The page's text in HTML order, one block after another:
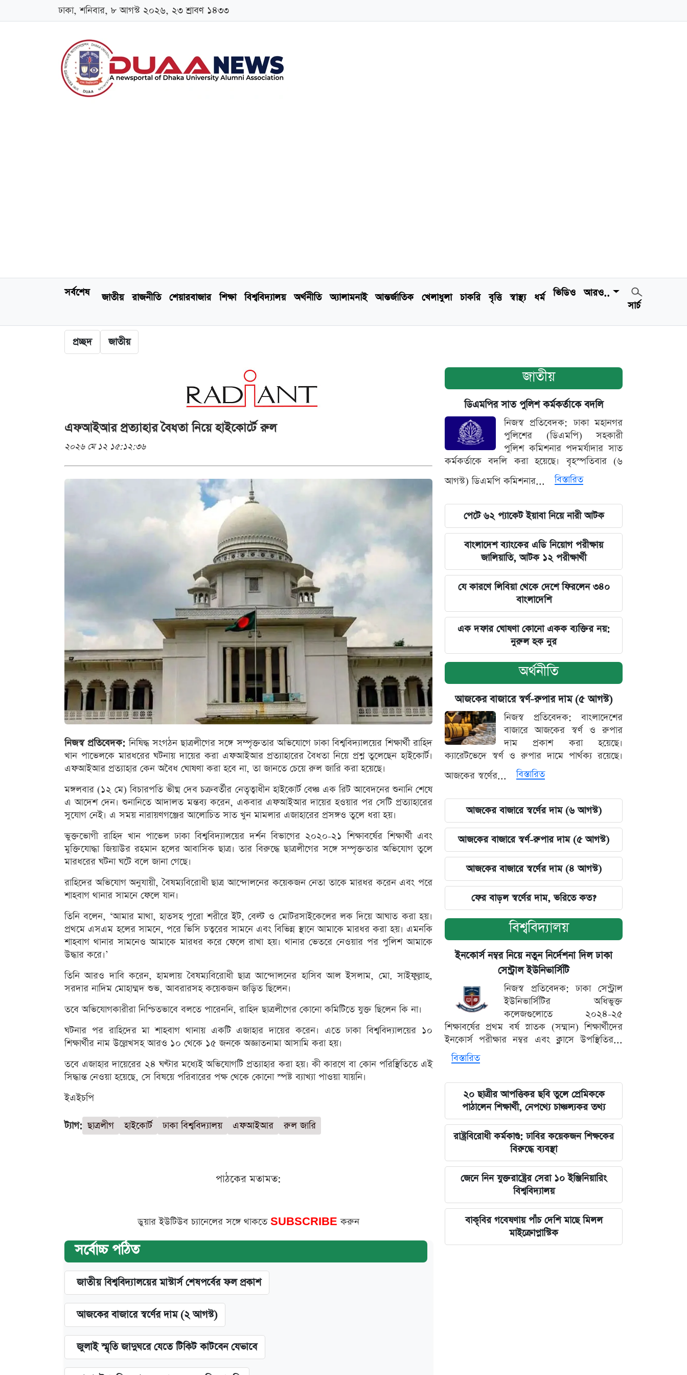
ঢাকা, শনিবার, ৮ আগস্ট ২০২৬, ২৩ শ্রাবণ ১৪৩৩
সর্বশেষ জাতীয় রাজনীতি শেয়ারবাজার শিক্ষা বিশ্ববিদ্যালয় অর্থনীতি অ্যালামনাই আন্তর্জাতিক খেলাধুলা চাকরি বৃত্তি স্বাস্থ্য ধর্ম ভিডিও
আরও..
সার্চ
প্রচ্ছদ জাতীয়
এফআইআর প্রত্যাহার বৈধতা নিয়ে হাইকোর্টে রুল
২০২৬ মে ১২ ১৫:১২:৩৬
নিজস্ব প্রতিবেদক: নিষিদ্ধ সংগঠন ছাত্রলীগের সঙ্গে সম্পৃক্ততার অভিযোগে ঢাকা বিশ্ববিদ্যালয়ের শিক্ষার্থী রাহিদ
খান পাভেলকে মারধরের ঘটনায় দায়ের করা এফআইআর প্রত্যাহারের বৈধতা নিয়ে প্রশ্ন তুলেছেন হাইকোর্ট।
এফআইআর প্রত্যাহার কেন অবৈধ ঘোষণা করা হবে না, তা জানতে চেয়ে রুল জারি করা হয়েছে।
মঙ্গলবার (১২ মে) বিচারপতি ভীষ্ম দেব চক্রবর্তীর নেতৃত্বাধীন হাইকোর্ট বেঞ্চ এক রিট আবেদনের শুনানি শেষে
এ আদেশ দেন। শুনানিতে আদালত মন্তব্য করেন, একবার এফআইআর দায়ের হওয়ার পর সেটি প্রত্যাহারের
সুযোগ নেই। এ সময় নারায়ণগঞ্জের আলোচিত সাত খুন মামলার এজাহারের প্রসঙ্গও তুলে ধরা হয়।
ভুক্তভোগী রাহিদ খান পাভেল ঢাকা বিশ্ববিদ্যালয়ের দর্শন বিভাগের ২০২০-২১ শিক্ষাবর্ষের শিক্ষার্থী এবং
মুক্তিযোদ্ধা জিয়াউর রহমান হলের আবাসিক ছাত্র। তার বিরুদ্ধে ছাত্রলীগের সঙ্গে সম্পৃক্ততার অভিযোগ তুলে
মারধরের ঘটনা ঘটে বলে জানা গেছে।
রাহিদের অভিযোগ অনুযায়ী, বৈষম্যবিরোধী ছাত্র আন্দোলনের কয়েকজন নেতা তাকে মারধর করেন এবং পরে
শাহবাগ থানার সামনে ফেলে যান।
তিনি বলেন, ‘আমার মাথা, হাতসহ পুরো শরীরে ইট, বেল্ট ও মোটরসাইকেলের লক দিয়ে আঘাত করা হয়।
প্রথমে এসএম হলের সামনে, পরে ভিসি চত্বরের সামনে এবং বিভিন্ন স্থানে আমাকে মারধর করা হয়। এমনকি
শাহবাগ থানার সামনেও আমাকে মারধর করে ফেলে রাখা হয়। থানার ভেতরে নেওয়ার পর পুলিশ আমাকে
উদ্ধার করে।’
তিনি আরও দাবি করেন, হামলায় বৈষম্যবিরোধী ছাত্র আন্দোলনের হাসিব আল ইসলাম, মো. সাইফুল্লাহ,
সরদার নাদিম মোহাম্মদ শুভ, আবরারসহ কয়েকজন জড়িত ছিলেন।
তবে অভিযোগকারীরা নিশ্চিতভাবে বলতে পারেননি, রাহিদ ছাত্রলীগের কোনো কমিটিতে যুক্ত ছিলেন কি না।
ঘটনার পর রাহিদের মা শাহবাগ থানায় একটি এজাহার দায়ের করেন। এতে ঢাকা বিশ্ববিদ্যালয়ের ১০
শিক্ষার্থীর নাম উল্লেখসহ আরও ১০ থেকে ১৫ জনকে অজ্ঞাতনামা আসামি করা হয়।
তবে এজাহার দায়েরের ২৪ ঘণ্টার মধ্যেই অভিযোগটি প্রত্যাহার করা হয়। কী কারণে বা কোন পরিস্থিতিতে এই
সিদ্ধান্ত নেওয়া হয়েছে, সে বিষয়ে পরিবারের পক্ষ থেকে কোনো স্পষ্ট ব্যাখ্যা পাওয়া যায়নি।
ইএইচপি
ট্যাগ: ছাত্রলীগ হাইকোর্ট ঢাকা বিশ্ববিদ্যালয় এফআইআর রুল জারি
পাঠকের মতামত:
ডুয়ার ইউটিউব চ্যানেলের সঙ্গে থাকতে SUBSCRIBEকরুন
সর্বোচ্চ পঠিত
জাতীয় বিশ্ববিদ্যালয়ের মাস্টার্স শেষপর্বের ফল প্রকাশ
আজকের বাজারে স্বর্ণের দাম (২ আগস্ট)
জুলাই স্মৃতি জাদুঘরে যেতে টিকিট কাটবেন যেভাবে
জাতীয়
ডিএমপির সাত পুলিশ কর্মকর্তাকে বদলি
নিজস্ব প্রতিবেদক: ঢাকা মহানগর
পুলিশের (ডিএমপি) সহকারী
পুলিশ কমিশনার পদমর্যাদার সাত
কর্মকর্তাকে বদলি করা হয়েছে। বৃহস্পতিবার (৬
আগস্ট) ডিএমপি কমিশনার...
বিস্তারিত
পেটে ৬২ প্যাকেট ইয়াবা নিয়ে নারী আটক
বাংলাদেশ ব্যাংকের এডি নিয়োগ পরীক্ষায়
জালিয়াতি, আটক ১২ পরীক্ষার্থী
যে কারণে লিবিয়া থেকে দেশে ফিরলেন ৩৪০
বাংলাদেশি
এক দফার ঘোষণা কোনো একক ব্যক্তির নয়:
নুরুল হক নুর
অর্থনীতি
আজকের বাজারে স্বর্ণ-রুপার দাম (৫ আগস্ট)
নিজস্ব প্রতিবেদক: বাংলাদেশের
বাজারে আজকের স্বর্ণ ও রুপার
দাম প্রকাশ করা হয়েছে।
ক্যারেটভেদে স্বর্ণ ও রুপার দামে পার্থক্য রয়েছে।
আজকের স্বর্ণের...
বিস্তারিত
আজকের বাজারে স্বর্ণের দাম (৬ আগস্ট)
আজকের বাজারে স্বর্ণ-রুপার দাম (৫ আগস্ট)
আজকের বাজারে স্বর্ণের দাম (৪ আগস্ট)
ফের বাড়ল স্বর্ণের দাম, ভরিতে কত?
বিশ্ববিদ্যালয়
ইনকোর্স নম্বর নিয়ে নতুন নির্দেশনা দিল ঢাকা
সেন্ট্রাল ইউনিভার্সিটি
নিজস্ব প্রতিবেদক: ঢাকা সেন্ট্রাল
ইউনিভার্সিটির অধিভুক্ত
কলেজগুলোতে ২০২৪-২৫
শিক্ষাবর্ষের প্রথম বর্ষ স্নাতক (সম্মান) শিক্ষার্থীদের
ইনকোর্স পরীক্ষার নম্বর এবং ক্লাসে উপস্থিতির...
বিস্তারিত
২০ ছাত্রীর আপত্তিকর ছবি তুলে প্রেমিককে
পাঠালেন শিক্ষার্থী, নেপথ্যে চাঞ্চল্যকর তথ্য
রাষ্ট্রবিরোধী কর্মকাণ্ড: ঢাবির কয়েকজন শিক্ষকের
বিরুদ্ধে ব্যবস্থা
জেনে নিন যুক্তরাষ্ট্রের সেরা ১০ ইঞ্জিনিয়ারিং
বিশ্ববিদ্যালয়
বাকৃবির গবেষণায় পাঁচ দেশি মাছে মিলল
মাইক্রোপ্লাস্টিক